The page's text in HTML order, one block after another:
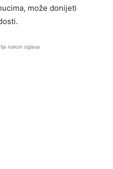
može donijeti
nakon oglasa